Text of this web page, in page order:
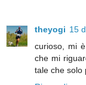
theyogi 15
curioso, mi
che mi
tale che solo